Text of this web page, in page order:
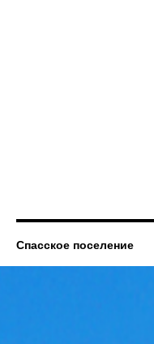
Спасское поселение